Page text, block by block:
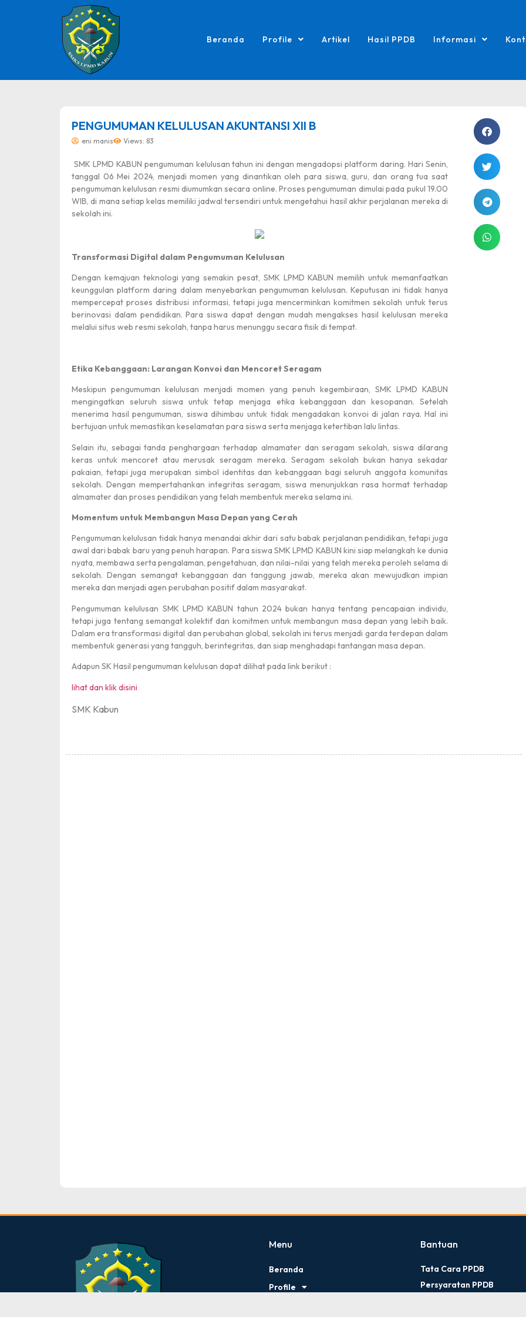
Beranda Profile Artikel Hasil PPDB Informasi
PENGUMUMAN KELULUSAN AKUNTANSI XII B
eni manis Views: 83
SMK LPMD KABUN pengumuman kelulusan tahun ini dengan mengadopsi platform daring. Hari Senin,
tanggal 06 Mei 2024, menjadi momen yang dinantikan oleh para siswa, guru, dan orang tua saat
pengumuman kelulusan resmi diumumkan secara online. Proses pengumuman dimulai pada pukul 19.00
WIB, di mana setiap kelas memiliki jadwal tersendiri untuk mengetahui hasil akhir perjalanan mereka di
sekolah ini.
Transformasi Digital dalam Pengumuman Kelulusan
Dengan kemajuan teknologi yang semakin pesat, SMK LPMD KABUN memilih untuk memanfaatkan
keunggulan platform daring dalam menyebarkan pengumuman kelulusan. Keputusan ini tidak hanya
mempercepat proses distribusi informasi, tetapi juga mencerminkan komitmen sekolah untuk terus
berinovasi dalam pendidikan. Para siswa dapat dengan mudah mengakses hasil kelulusan mereka
melalui situs web resmi sekolah, tanpa harus menunggu secara fisik di tempat.
Etika Kebanggaan: Larangan Konvoi dan Mencoret Seragam
Meskipun pengumuman kelulusan menjadi momen yang penuh kegembiraan, SMK LPMD KABUN
mengingatkan seluruh siswa untuk tetap menjaga etika kebanggaan dan kesopanan. Setelah
menerima hasil pengumuman, siswa dihimbau untuk tidak mengadakan konvoi di jalan raya. Hal ini
bertujuan untuk memastikan keselamatan para siswa serta menjaga ketertiban lalu lintas.
Selain itu, sebagai tanda penghargaan terhadap almamater dan seragam sekolah, siswa dilarang
keras untuk mencoret atau merusak seragam mereka. Seragam sekolah bukan hanya sekadar
pakaian, tetapi juga merupakan simbol identitas dan kebanggaan bagi seluruh anggota komunitas
sekolah. Dengan mempertahankan integritas seragam, siswa menunjukkan rasa hormat terhadap
almamater dan proses pendidikan yang telah membentuk mereka selama ini.
Momentum untuk Membangun Masa Depan yang Cerah
Pengumuman kelulusan tidak hanya menandai akhir dari satu babak perjalanan pendidikan, tetapi juga
awal dari babak baru yang penuh harapan. Para siswa SMK LPMD KABUN kini siap melangkah ke dunia
nyata, membawa serta pengalaman, pengetahuan, dan nilai-nilai yang telah mereka peroleh selama di
sekolah. Dengan semangat kebanggaan dan tanggung jawab, mereka akan mewujudkan impian
mereka dan menjadi agen perubahan positif dalam masyarakat.
Pengumuman kelulusan SMK LPMD KABUN tahun 2024 bukan hanya tentang pencapaian individu,
tetapi juga tentang semangat kolektif dan komitmen untuk membangun masa depan yang lebih baik.
Dalam era transformasi digital dan perubahan global, sekolah ini terus menjadi garda terdepan dalam
membentuk generasi yang tangguh, berintegritas, dan siap menghadapi tantangan masa depan.
Adapun SK Hasil pengumuman kelulusan dapat dilihat pada link berikut :
lihat dan klik disini
SMK Kabun
Hasil LKBB 2026 Tingkat SD Se Ke...
Menu
Beranda
Profile
Bantuan
Tata Cara PPDB
Persyaratan PPDB